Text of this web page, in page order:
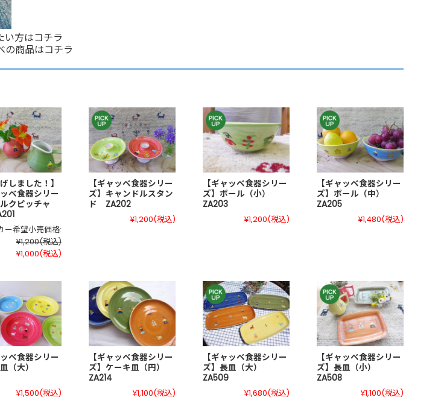
い方はコチラ
の商品はコチラ
げしました！】
ッベ食器シリー
クピッチャ
ー希望小売価格:
¥1,200(税込)
¥1,000(税込)
【ギャッベ食器シリー
ズ】キャンドルスタン
ド ZA202
¥1,200(税込)
【ギャッベ食器シリー
ズ】ボール（小）
ZA203
¥1,200(税込)
【ギャッベ食器シリー
ズ】ボール（中）
ZA205
¥1,480(税込)
ッベ食器シリー
（大）
¥1,500(税込)
【ギャッベ食器シリー
ズ】ケーキ皿（円）
ZA214
¥1,100(税込)
【ギャッベ食器シリー
ズ】長皿（大）
ZA509
¥1,680(税込)
【ギャッベ食器シリー
ズ】長皿（小）
ZA508
¥1,100(税込)